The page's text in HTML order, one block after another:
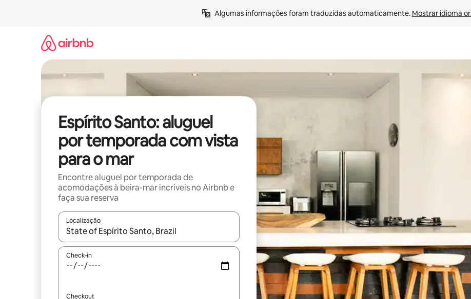
Algumas informações foram traduzidas automaticamente. Mostrar idioma
Espírito Santo: aluguel
por temporada com vista
para o mar
Encontre aluguel por temporada de
acomodações à beira-mar incríveis no Airbnb e
faça sua reserva
Localização
Quando os resultados estiverem disponíveis, explore-os usando as seta para cima e para baixo do teclado ou tocando e
Check-in
Checkout